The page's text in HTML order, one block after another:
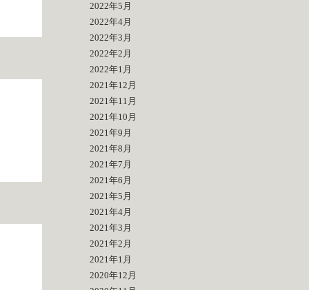
2022年5月
2022年4月
2022年3月
2022年2月
2022年1月
2021年12月
2021年11月
2021年10月
2021年9月
2021年8月
2021年7月
2021年6月
2021年5月
2021年4月
2021年3月
2021年2月
2021年1月
2020年12月